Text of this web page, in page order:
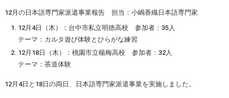
12月の日本語専門家派遣事業報告 担当：小嶋香織日本語専門家
12月4日（木）：台中市私立明徳高校 参加者：35人
テーマ：カルタ遊び体験とひらがな練習
12月18日（木）：桃園市立楊梅高校 参加者：32人
テーマ：茶道体験
12月4日と18日の両日、日本語専門家派遣事業を実施しました。